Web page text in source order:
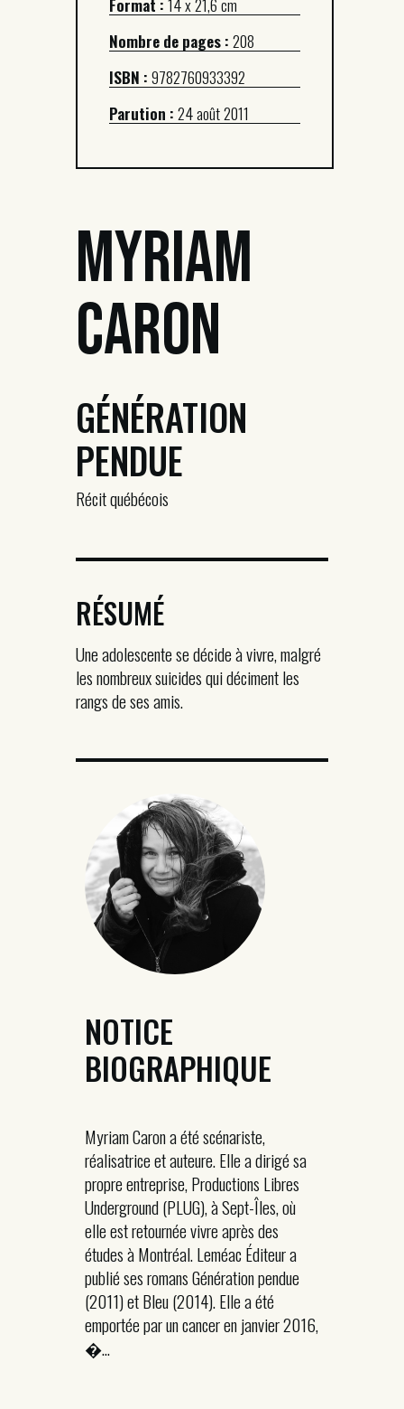
Nombre de pages :208
ISBN :9782760933392
Parution :24 août 2011
Myriam
Caron
GÉNÉRATION
PENDUE
Récit québécois
RÉSUMÉ
Une adolescente se décide à vivre, malgré
les nombreux suicides qui déciment les
rangs de ses amis.
NOTICE
BIOGRAPHIQUE
Myriam Caron a été scénariste,
réalisatrice et auteure. Elle a dirigé sa
propre entreprise, Productions Libres
Underground (PLUG), à Sept-Îles, où
elle est retournée vivre après des
études à Montréal. Leméac Éditeur a
publié ses romans Génération pendue
(2011) et Bleu (2014). Elle a été
emportée par un cancer en janvier 2016,
�...